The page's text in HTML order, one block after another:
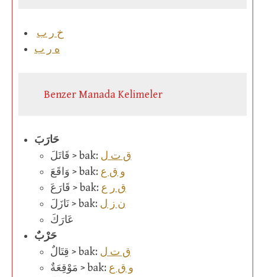
خ ر ب
ه ر ب
Benzer Manada Kelimeler
حَارَبَ
قَاتَلَ > bak: ق ت ل
وَاقَعَ > bak: و ق ع
قَارَعَ > bak: ق ر ع
نَازَلَ > bak: ن ز ل
عَارَكَ
حَرْبٌ
قِتَالٌ > bak: ق ت ل
مَوْقِعَةٌ > bak: و ق ع